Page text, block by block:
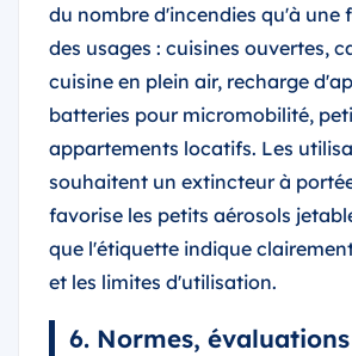
du nombre d'incendies qu'à une
des usages : cuisines ouvertes,
cuisine en plein air, recharge
batteries pour micromobilité,
appartements locatifs. Les
souhaitent un extincteur à
favorise les petits aérosols
que l'étiquette indique
et les limites d'utilisation.
6. Normes,